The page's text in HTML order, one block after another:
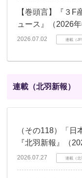
【巻頭言】『３F
ュース』（2026年
2026.07.02 連載（
連載（北羽新報）
（その118）「日
『北羽新報』（
2026.07.27 連載（北